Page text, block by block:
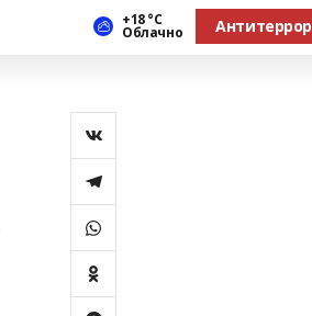
+18 °С
Облачно Антитеррор